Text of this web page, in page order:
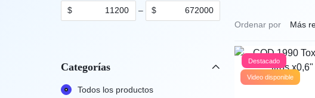
Ordenar por
Destacado
Video disponible
$ – $
Categorías
Todos los productos